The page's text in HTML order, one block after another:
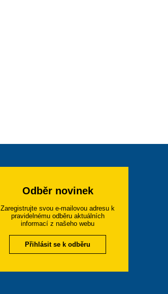
Odběr novinek
Zaregistrujte svou e-mailovou adresu k
pravidelnému odběru aktuálních
informací z našeho webu
Přihlásit se k odběru